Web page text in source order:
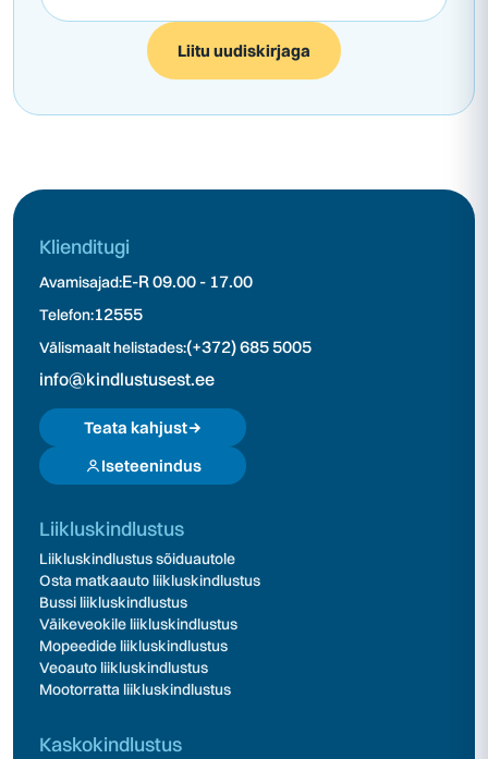
Liitu uudiskirjaga
Klienditugi
Avamisajad:E-R 09.00 - 17.00
Telefon:12555
Välismaalt helistades:(+372) 685 5005
info@kindlustusest.ee
Teata kahjust
Iseteenindus
Liikluskindlustus
Liikluskindlustus sõiduautole
Osta matkaauto liikluskindlustus
Bussi liikluskindlustus
Väikeveokile liikluskindlustus
Mopeedide liikluskindlustus
Veoauto liikluskindlustus
Mootorratta liikluskindlustus
Kaskokindlustus